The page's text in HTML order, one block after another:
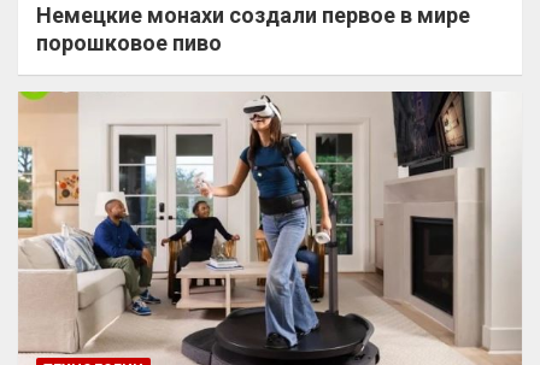
Немецкие монахи создали первое в мире
порошковое пиво